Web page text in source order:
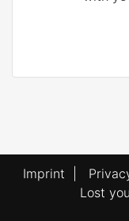
Imprint
Lost